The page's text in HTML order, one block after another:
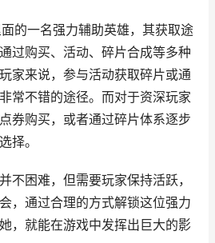
的一名强力辅助英雄，其获取途
过购买、活动、碎片合成等多种
家来说，参与活动获取碎片或通
常不错的途径。而对于资深玩家
券购买，或者通过碎片体系逐步
择。
不困难，但需要玩家保持活跃，
，通过合理的方式解锁这位强力
，就能在游戏中发挥出巨大的影